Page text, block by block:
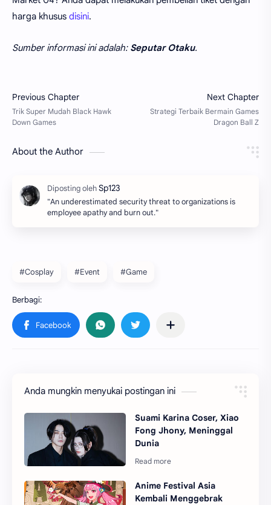
harga khusus disini.
Sumber informasi ini adalah: Seputar Otaku.
About the Author
"An underestimated security threat to organizations is
employee apathy and burn out.‌‌"
#Cosplay #Event #Game
Anda mungkin menyukai postingan ini
Suami Karina Coser, Xiao
Fong Jhony, Meninggal
Dunia
Anime Festival Asia
Kembali Menggebrak